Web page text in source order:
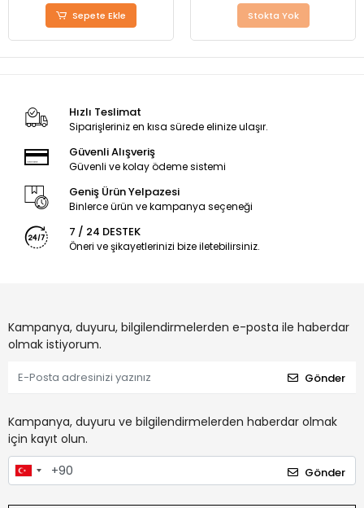
Sepete Ekle Stokta Yok
Hızlı Teslimat
Siparişleriniz en kısa sürede elinize ulaşır.
Güvenli Alışveriş
Güvenli ve kolay ödeme sistemi
Geniş Ürün Yelpazesi
Binlerce ürün ve kampanya seçeneği
7 / 24 DESTEK
Öneri ve şikayetlerinizi bize iletebilirsiniz.
Kampanya, duyuru, bilgilendirmelerden e-posta ile haberdar
olmak istiyorum.
Gönder
Kampanya, duyuru ve bilgilendirmelerden haberdar olmak
için kayıt olun.
Gönder